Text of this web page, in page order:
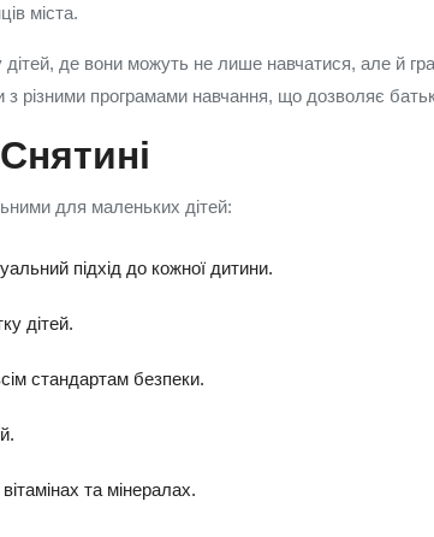
міста.
де вони можуть не лише навчатися, але й
різними програмами навчання, що дозволяє
для маленьких дітей:
підхід до кожної дитини.
дітей.
стандартам безпеки.
та мінералах.